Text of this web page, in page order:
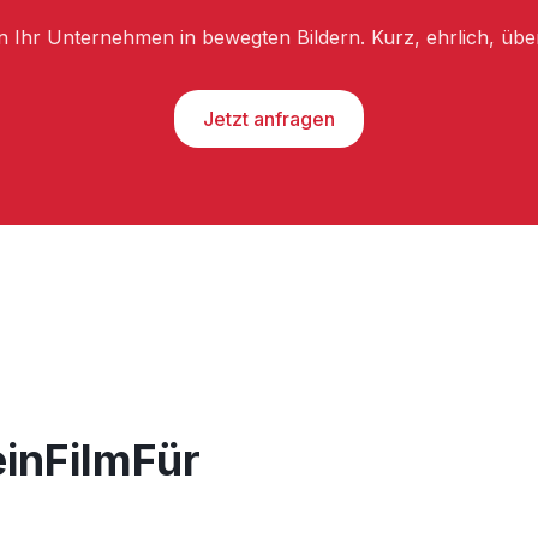
Ihr Unternehmen in bewegten Bildern. Kurz, ehrlich,
Jetzt anfragen